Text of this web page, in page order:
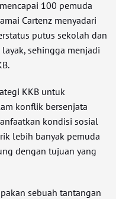
100 pemuda
Cartenz menyadari
putus sekolah dan
sehingga menjadi
KKB untuk
konflik bersenjata
kondisi sosial
lebih banyak pemuda
dengan tujuan yang
sebuah tantangan